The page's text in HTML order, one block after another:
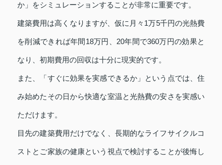
か」をシミュレーションすることが非常に重要です。
建築費用は高くなりますが、仮に月々1万5千円の光熱費
を削減できれば年間18万円、20年間で360万円の効果と
なり、初期費用の回収は十分に現実的です。
また、「すぐに効果を実感できるか」という点では、住
み始めたその日から快適な室温と光熱費の安さを実感い
ただけます。
目先の建築費用だけでなく、長期的なライフサイクルコ
ストとご家族の健康という視点で検討することが後悔し